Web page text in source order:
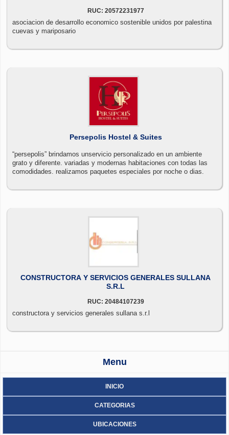
RUC: 20572231977
asociacion de desarrollo economico sostenible unidos por palestina
cuevas y mariposario
Persepolis Hostel & Suites
“persepolis” brindamos unservicio personalizado en un ambiente
grato y diferente. variadas y modernas habitaciones con todas las
comodidades. realizamos paquetes especiales por noche o dias.
CONSTRUCTORA Y SERVICIOS GENERALES SULLANA
S.R.L
RUC: 20484107239
constructora y servicios generales sullana s.r.l
Menu
INICIO
CATEGORIAS
UBICACIONES